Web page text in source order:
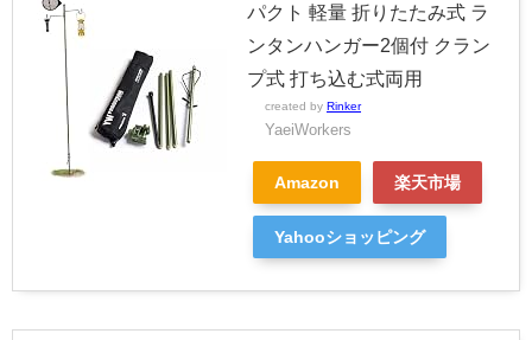
パクト 軽量 折りたたみ式 ラ
ンタンハンガー2個付 クラン
プ式 打ち込む式両用
created by Rinker
YaeiWorkers
Amazon 楽天市場
Yahooショッピング